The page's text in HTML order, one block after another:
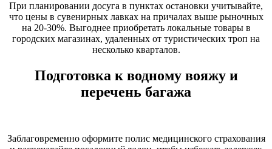
При планировании досуга в пунктах остановки учитывайте,
что цены в сувенирных лавках на причалах выше рыночных
на 20-30%. Выгоднее приобретать локальные товары в
городских магазинах, удаленных от туристических троп на
несколько кварталов.
Подготовка к водному вояжу и
перечень багажа
Заблаговременно оформите полис медицинского страхования